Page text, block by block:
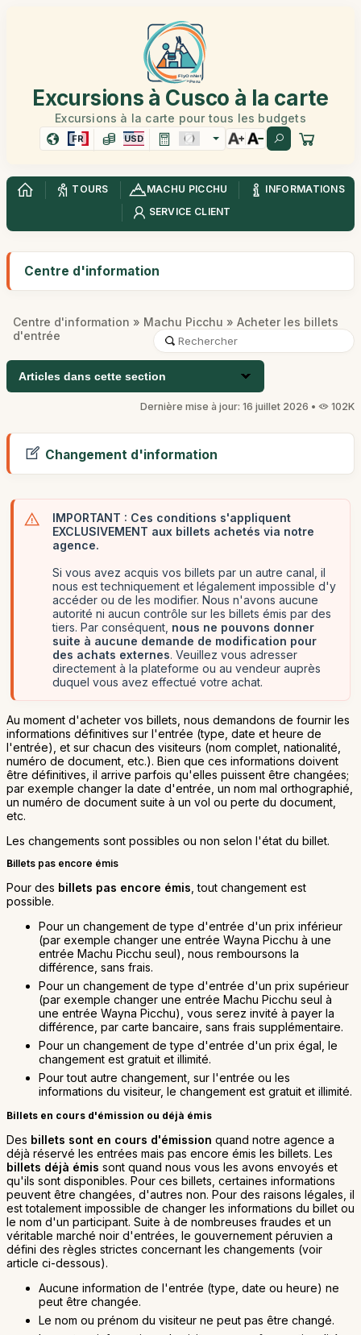
Excursions à Cusco à la carte
Excursions à la carte pour tous les budgets
FR USD
TOURS MACHU PICCHU
INFORMATIONS
SERVICE CLIENT
Centre d'information
Centre d'information » Machu Picchu » Acheter les billets
d'entrée
Articles dans cette section
Dernière mise à jour: 16 juillet 2026 • 102K
Changement d'information
IMPORTANT : Ces conditions s'appliquent
EXCLUSIVEMENT aux billets achetés via notre
agence.
Si vous avez acquis vos billets par un autre canal, il
nous est techniquement et légalement impossible d'y
accéder ou de les modifier. Nous n'avons aucune
autorité ni aucun contrôle sur les billets émis par des
tiers. Par conséquent, nous ne pouvons donner
suite à aucune demande de modification pour
des achats externes. Veuillez vous adresser
directement à la plateforme ou au vendeur auprès
duquel vous avez effectué votre achat.
Au moment d'acheter vos billets, nous demandons de fournir les
informations définitives sur l'entrée (type, date et heure de
l'entrée), et sur chacun des visiteurs (nom complet, nationalité,
numéro de document, etc.). Bien que ces informations doivent
être définitives, il arrive parfois qu'elles puissent être changées;
par exemple changer la date d'entrée, un nom mal orthographié,
un numéro de document suite à un vol ou perte du document,
etc.
Les changements sont possibles ou non selon l'état du billet.
Billets pas encore émis
Pour des billets pas encore émis , tout changement est
possible.
Pour un changement de type d'entrée d'un prix inférieur
(par exemple changer une entrée Wayna Picchu à une
entrée Machu Picchu seul), nous remboursons la
différence, sans frais.
Pour un changement de type d'entrée d'un prix supérieur
(par exemple changer une entrée Machu Picchu seul à
une entrée Wayna Picchu), vous serez invité à payer la
différence, par carte bancaire, sans frais supplémentaire.
Pour un changement de type d'entrée d'un prix égal, le
changement est gratuit et illimité.
Pour tout autre changement, sur l'entrée ou les
informations du visiteur, le changement est gratuit et illimité.
Billets en cours d'émission ou déjà émis
Des billets sont en cours d'émission quand notre agence a
déjà réservé les entrées mais pas encore émis les billets. Les
billets déjà émis sont quand nous vous les avons envoyés et
qu'ils sont disponibles. Pour ces billets, certaines informations
peuvent être changées, d'autres non. Pour des raisons légales, il
est totalement impossible de changer les informations du billet ou
le nom d'un participant. Suite à de nombreuses fraudes et un
véritable marché noir d'entrées, le gouvernement péruvien a
défini des règles strictes concernant les changements (voir
article ci-dessous).
Aucune information de l'entrée (type, date ou heure) ne
peut être changée.
Le nom ou prénom du visiteur ne peut pas être changé.